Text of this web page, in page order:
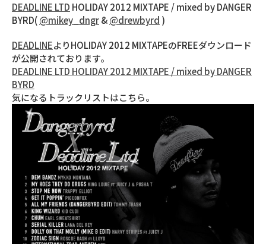
DEADLINE LTD HOLIDAY 2012 MIXTAPE / mixed by DANGER
BYRD(@mikey_dngr&@drewbyrd )
DEADLINEよりHOLIDAY 2012 MIXTAPEのFREEダウンロード
が公開されております。
DEADLINE LTD HOLIDAY 2012 MIXTAPE / mixed by DANGER
BYRD
気になるトラックリストはこちら。